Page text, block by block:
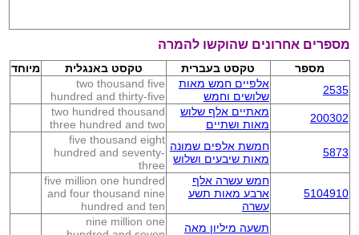
מספרים אחרונים שהוקשו להמרה
מספר טקסט בעברית טקסט באנגלית
מיוחד
2535
אלפיים חמש מאות
שלושים וחמש
two thousand five
hundred and thirty-five
200302
מאתיים אלף שלוש
מאות ושתיים
two hundred thousand
three hundred and two
5873
חמשת אלפים שמונה
מאות שיבעים ושלוש
five thousand eight
hundred and seventy-
three
5104910
חמש עשרה אלף
ארבע מאות תשע
עשרה
five million one hundred
and four thousand nine
hundred and ten
תשעה מיליון מאה
nine million one